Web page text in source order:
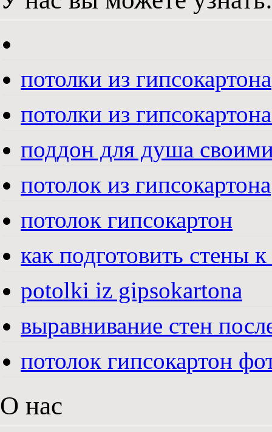
потолки из гипсокартона
потолки из
поддон для душа
потолок из гипсокартона
потолок гипсокартон
как подготовить стены
potolki iz gipsokartona
выравнивание стен
потолок гипсокартон
О нас